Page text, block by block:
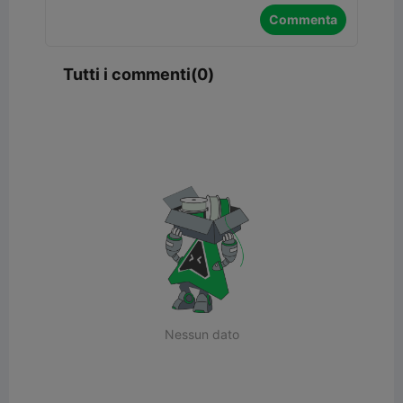
Commenta
Tutti i commenti(0)
Nessun dato